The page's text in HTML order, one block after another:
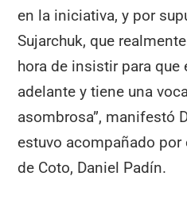
en la iniciativa, y por
Sujarchuk, que
hora de insistir para que
adelante y tiene una
asombrosa”, manifestó
estuvo acompañado
de Coto, Daniel Padín.